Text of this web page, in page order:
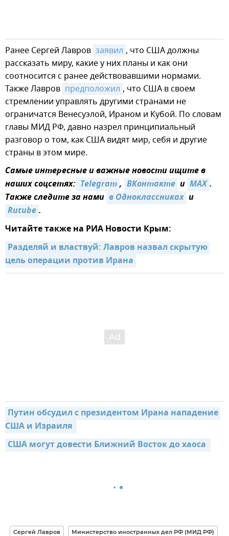
Ранее Сергей Лавров заявил , что США должны
рассказать миру, какие у них планы и как они
соотносится с ранее действовавшими нормами.
Также Лавров предположил , что США в своем
стремлении управлять другими странами не
ограничатся Венесуэлой, Ираном и Кубой. По словам
главы МИД РФ, давно назрел принципиальный
разговор о том, как США видят мир, себя и другие
страны в этом мире.
Самые интересные и важные новости ищите в
наших соцсетях: Telegram, ВКонтакте и MAX.
Также следите за нами в Одноклассниках и
Rutube.
Читайте также на РИА Новости Крым:
Разделяй и властвуй: Лавров назвал скрытую
цель операции против Ирана
Путин обсудил с президентом Ирана нападение
США и Израиля
США могут довести Ближний Восток до хаоса
Сергей Лавров Министерство иностранных дел РФ (МИД РФ)